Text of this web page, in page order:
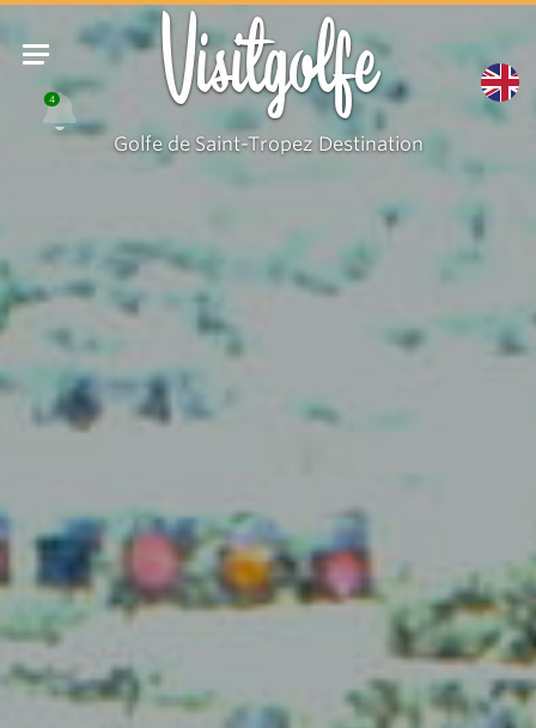
4 Visitgolfe
Golfe de Saint-Tropez Destination